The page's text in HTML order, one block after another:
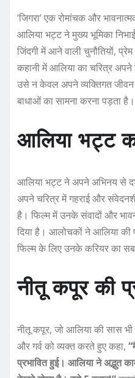
‘जिगरा’ एक रोमांचक और
आलिया भट्ट ने मुख्य भूमिका
जिंदगी में आने वाली चुनौतियों,
कहानी में आलिया का चरित्र
उसे न केवल अपने व्यक्तिगत
बाधाओं का सामना करना पड़ता है।
आलिया भट्ट
आलिया भट्ट ने अपने अभिनय से
अपने चरित्र में गहराई और
है। फिल्म में उनके संवादों और
दिया है। आलोचकों ने आलिया की
फिल्म के लिए उनके करियर का
नीतू कपूर की
नीतू कपूर, जो आलिया की सास
और गर्व को व्यक्त करते हुए कहा,
प्रभावित हुई। आलिया ने अद्भुत